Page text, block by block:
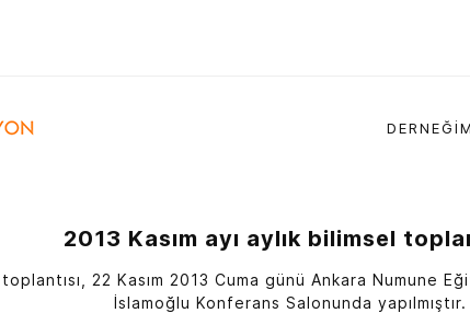
2013 Kasım ayı aylık bilimsel
toplantısı, 22 Kasım 2013 Cuma günü Ankara Numune
İslamoğlu Konferans Salonunda yapılmıştır.